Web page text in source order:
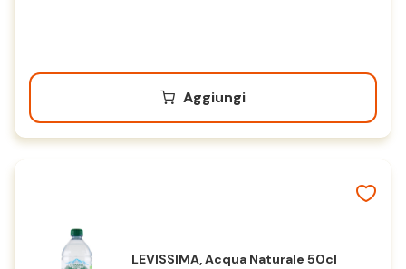
Aggiungi
LEVISSIMA, Acqua Naturale 50cl